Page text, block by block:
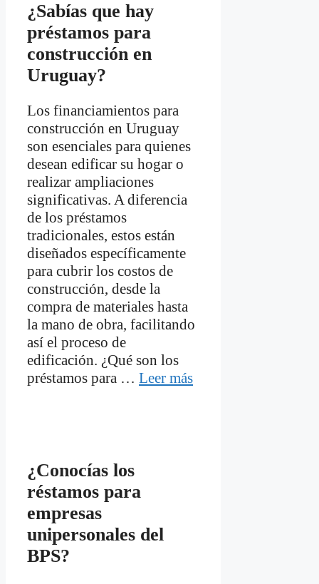
¿Sabías que hay
préstamos para
construcción en
Uruguay?
Los financiamientos para
construcción en Uruguay
son esenciales para quienes
desean edificar su hogar o
realizar ampliaciones
significativas. A diferencia
de los préstamos
tradicionales, estos están
diseñados específicamente
para cubrir los costos de
construcción, desde la
compra de materiales hasta
la mano de obra, facilitando
así el proceso de
edificación. ¿Qué son los
préstamos para … Leer más
¿Conocías los
réstamos para
empresas
unipersonales del
BPS?